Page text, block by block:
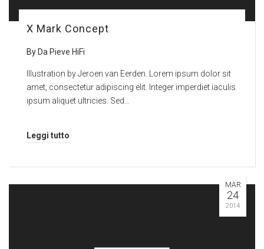
X Mark Concept
By Da Pieve HiFi
Illustration by Jeroen van Eerden. Lorem ipsum dolor sit
amet, consectetur adipiscing elit. Integer imperdiet iaculis
ipsum aliquet ultricies. Sed…
Leggi tutto
MAR
24
2014